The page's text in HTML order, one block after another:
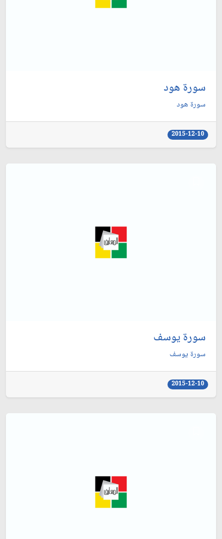
سورة هود
سورة هود
2015-12-10
سورة يوسف
سورة يوسف
2015-12-10